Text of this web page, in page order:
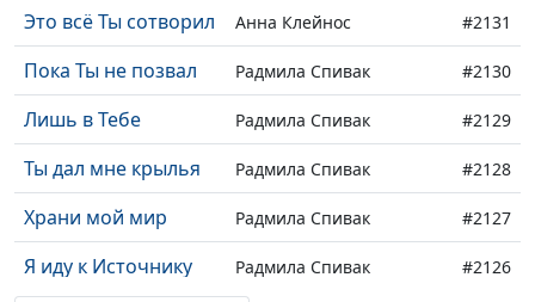
Это всё Ты сотворил Анна Клейнос #2131
Пока Ты не позвал Радмила Спивак #2130
Лишь в Тебе Радмила Спивак #2129
Ты дал мне крылья Радмила Спивак #2128
Храни мой мир Радмила Спивак #2127
Я иду к Источнику Радмила Спивак #2126